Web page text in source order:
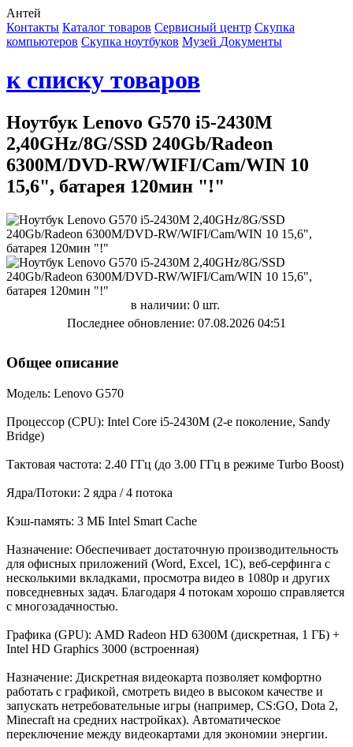
Антей
Контакты Каталог товаров Сервисный центр Cкупка
компьютеров Cкупка ноутбуков Музей Документы
к списку товаров
Ноутбук Lenovo G570 i5-2430M
2,40GHz/8G/SSD 240Gb/Radeon
6300M/DVD-RW/WIFI/Cam/WIN 10
15,6", батарея 120мин "!"
в наличии: 0 шт.
Последнее обновление: 07.08.2026 04:51
Общее описание
Модель: Lenovo G570
Процессор (CPU): Intel Core i5-2430M (2-е поколение, Sandy
Bridge)
Тактовая частота: 2.40 ГГц (до 3.00 ГГц в режиме Turbo Boost)
Ядра/Потоки: 2 ядра / 4 потока
Кэш-память: 3 МБ Intel Smart Cache
Назначение: Обеспечивает достаточную производительность
для офисных приложений (Word, Excel, 1С), веб-серфинга с
несколькими вкладками, просмотра видео в 1080p и других
повседневных задач. Благодаря 4 потокам хорошо справляется
с многозадачностью.
Графика (GPU): AMD Radeon HD 6300M (дискретная, 1 ГБ) +
Intel HD Graphics 3000 (встроенная)
Назначение: Дискретная видеокарта позволяет комфортно
работать с графикой, смотреть видео в высоком качестве и
запускать нетребовательные игры (например, CS:GO, Dota 2,
Minecraft на средних настройках). Автоматическое
переключение между видеокартами для экономии энергии.